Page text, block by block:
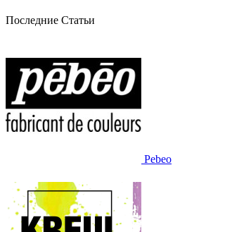
Последние Статьи
Pebeo